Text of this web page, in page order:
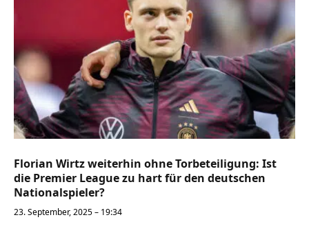
Florian Wirtz weiterhin ohne Torbeteiligung: Ist
die Premier League zu hart für den deutschen
Nationalspieler?
23. September, 2025 – 19:34